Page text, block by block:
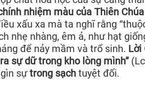
nhiệm màu của Thiên Chúa
xấu xa mà ta nghĩ rằng
nhẹ nhàng, êm ả, như hạt
để nảy mầm và trổ sinh. Lời
sự dữ trong kho lòng mình”
sựtrong sạch tuyệt đối.